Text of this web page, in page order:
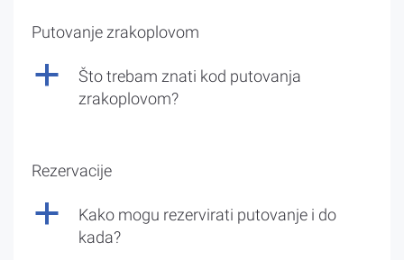
Putovanje zrakoplovom
a
Što trebam znati kod putovanja
zrakoplovom?
Rezervacije
a
Kako mogu rezervirati putovanje i do
kada?